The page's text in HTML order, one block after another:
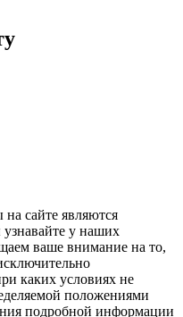
сайте являются
у наших
ваше внимание на то,
каких условиях не
положениями
подробной информации